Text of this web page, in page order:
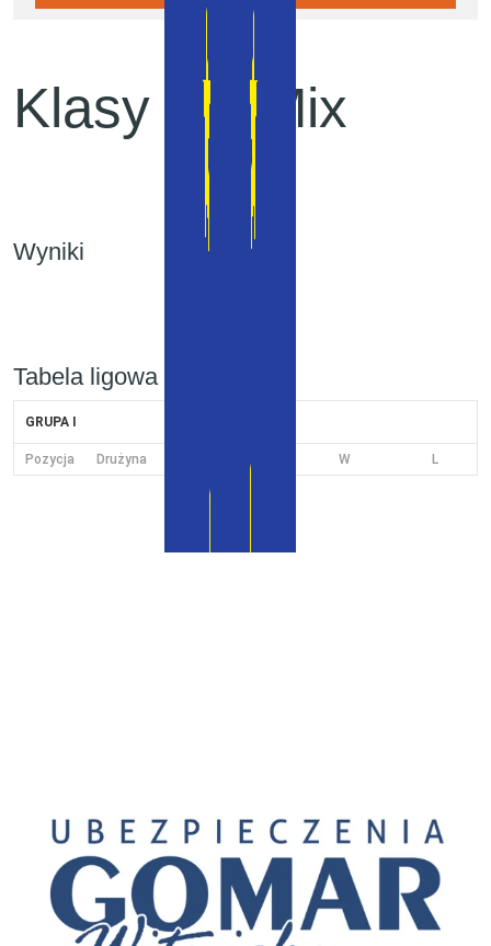
Klasy 1-2 Mix
Wyniki
Tabela ligowa
GRUPA I
Pozycja Drużyna W L